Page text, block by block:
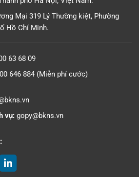
Mại 319 Lý Thường kiệt, Phường
Hồ Chí Minh.
63 68 09
646 884 (Miễn phí cước)
vụ: gopy@bkns.vn